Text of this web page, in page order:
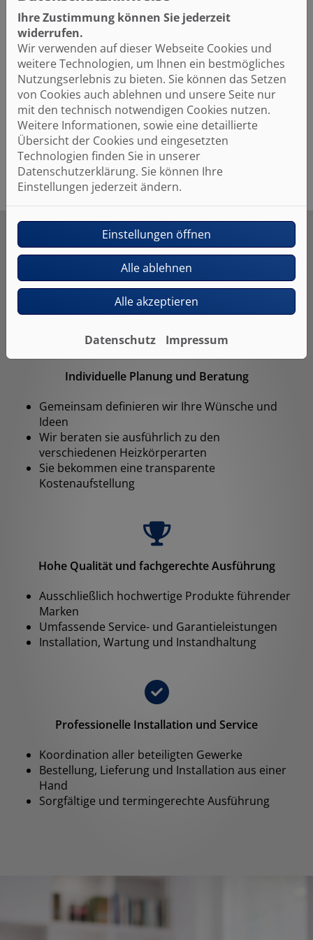
Anzahl genormter Glieder. Diese
Heizkörper können optimal auf
individuelle Anforderungen
angepasst werden und sind sehr
günstig. Sie geben zu 70 %
Konvektionswärme ab.
Unser Angebot für Sie
Individuelle Planung und Beratung
Gemeinsam definieren wir Ihre Wünsche und
Ideen
Wir beraten sie ausführlich zu den
verschiedenen Heizkörperarten
Sie bekommen eine transparente
Kostenaufstellung
Hohe Qualität und fachgerechte Ausführung
Ausschließlich hochwertige Produkte führender
Marken
Umfassende Service- und Garantieleistungen
Installation, Wartung und Instandhaltung
Professionelle Installation und Service
Koordination aller beteiligten Gewerke
Bestellung, Lieferung und Installation aus einer
Hand
Sorgfältige und termingerechte Ausführung
Ihre Zustimmung können Sie jederzeit
widerrufen.
Wir verwenden auf dieser Webseite Cookies und
weitere Technologien, um Ihnen ein bestmögliches
Nutzungserlebnis zu bieten. Sie können das Setzen
von Cookies auch ablehnen und unsere Seite nur
mit den technisch notwendigen Cookies nutzen.
Weitere Informationen, sowie eine detaillierte
Übersicht der Cookies und eingesetzten
Technologien finden Sie in unserer
Datenschutzerklärung. Sie können Ihre
Einstellungen jederzeit ändern.
Einstellungen öffnen
Alle ablehnen
Alle akzeptieren
Datenschutz Impressum